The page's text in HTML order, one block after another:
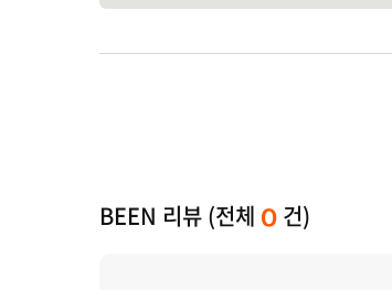
BEEN 리뷰 (전체 0 건)